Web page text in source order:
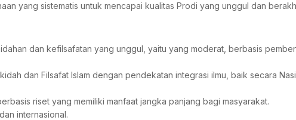
yang sistematis untuk mencapai kualitas Prodi yang unggul dan
dan kefilsafatan yang unggul, yaitu yang moderat, berbasis
dan Filsafat Islam dengan pendekatan integrasi ilmu, baik secara
riset yang memiliki manfaat jangka panjang bagi masyarakat.
internasional.